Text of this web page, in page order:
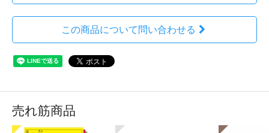
この商品について問い合わせる
売れ筋商品